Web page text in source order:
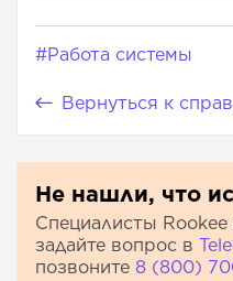
#Работа системы
Вернуться к
Не нашли, что
Специалисты
задайте вопрос в
позвоните 8 (800)